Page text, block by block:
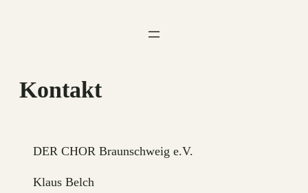
Kontakt
DER CHOR Braunschweig e.V.
Klaus Belch